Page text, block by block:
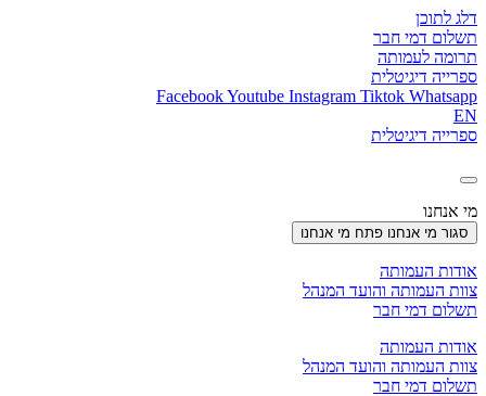
דלג לתוכן
תשלום דמי חבר
תרומה לעמותה
ספרייה דיגיטלית
FacebookYoutube Instagram Tiktok Whatsapp
EN
ספרייה דיגיטלית
מי אנחנו
סגור מי אנחנו פתח מי אנחנו
אודות העמותה
צוות העמותה והועד המנהל
תשלום דמי חבר
אודות העמותה
צוות העמותה והועד המנהל
תשלום דמי חבר